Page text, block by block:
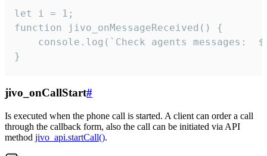
let i = 1;
function jivo_onMessageReceived() {
}
jivo_onCallStart#
Is executed when the phone call is started. A client can order a call
through the callback form, also the call can be initiated via API
method jivo_api.startCall().